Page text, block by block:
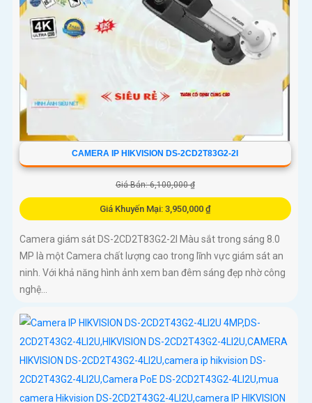
CAMERA IP HIKVISION DS-2CD2T83G2-2I
Giá Bán: 6,100,000 ₫
Giá Khuyến Mại: 3,950,000 ₫
Camera giám sát DS-2CD2T83G2-2I Màu sắt trong sáng 8.0
MP là một Camera chất lượng cao trong lĩnh vực giám sát an
ninh. Với khả năng hình ảnh xem ban đêm sáng đẹp nhờ công
nghệ...